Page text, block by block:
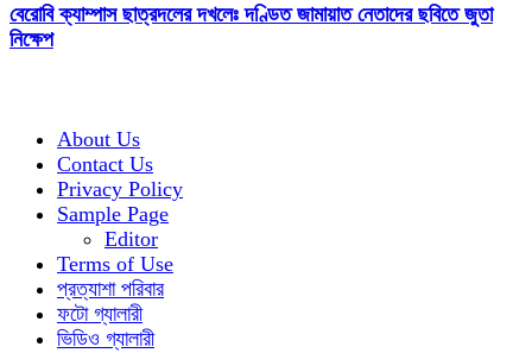
বেরোবি ক্যাম্পাস ছাত্রদলের দখলেঃ দণ্ডিত জামায়াত নেতাদের ছবিতে জুতা
নিক্ষেপ
About Us
Contact Us
Privacy Policy
Sample Page
Editor
Terms of Use
প্রত্যাশা পরিবার
ফটো গ্যালারী
ভিডিও গ্যালারী